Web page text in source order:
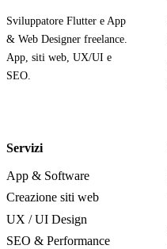
Sviluppatore Flutter e App
& Web Designer freelance.
App, siti web, UX/UI e
SEO.
Servizi
App & Software
Creazione siti web
UX / UI Design
SEO & Performance